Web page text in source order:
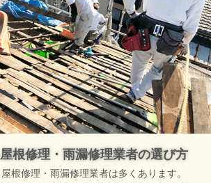
屋根修理・雨漏修理業者の選び方
屋根修理・雨漏修理業者は多くあります。